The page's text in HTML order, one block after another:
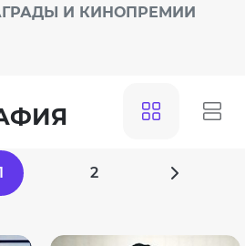
И КИНОПРЕМИИ
2